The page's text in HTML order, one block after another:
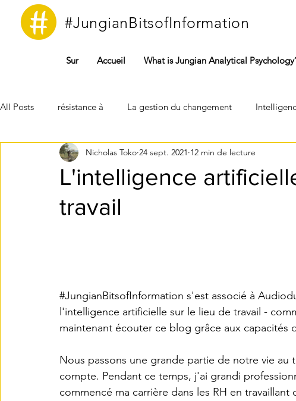
#JungianBitsofInformation
Sur Accueil What is Jungian Analytical
All Posts résistance à La gestion du changement
Bureaucratie Complexe Covid19
La technologie Inconscient(e)
L'intelligence
travail
Nicholas Toko 24 sept. 2021 12 min de lecture
#JungianBitsofInformation s'est associé à
l'intelligence artificielle sur le lieu de travail -
maintenant écouter ce blog grâce aux capacités
Nous passons une grande partie de notre vie au
compte. Pendant ce temps, j'ai grandi
commencé ma carrière dans les RH en